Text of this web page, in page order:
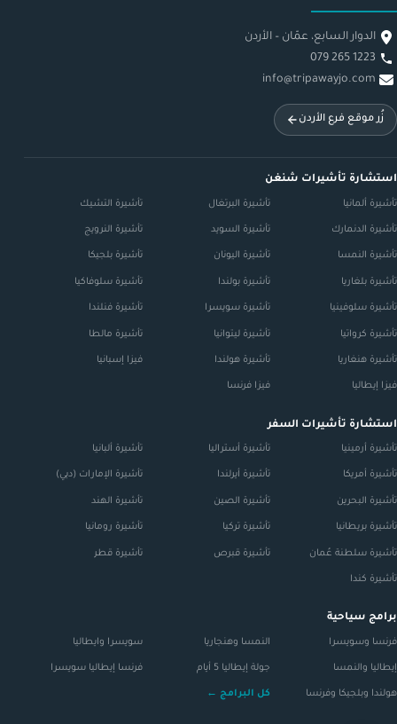
الدوار السابع، عمّان – الأردن
079 265 1223
info@tripawayjo.com
زُر موقع فرع الأردن
استشارة تأشيرات شنغن
تأشيرة ألمانيا تأشيرة البرتغال تأشيرة التشيك
تأشيرة الدنمارك تأشيرة السويد تأشيرة النرويج
تأشيرة النمسا تأشيرة اليونان تأشيرة بلجيكا
تأشيرة بلغاريا تأشيرة بولندا تأشيرة سلوفاكيا
تأشيرة سلوفينيا تأشيرة سويسرا تأشيرة فنلندا
تأشيرة كرواتيا تأشيرة ليتوانيا تأشيرة مالطا
تأشيرة هنغاريا تأشيرة هولندا فيزا إسبانيا
فيزا إيطاليا فيزا فرنسا
استشارة تأشيرات السفر
تأشيرة أرمينيا تأشيرة أستراليا تأشيرة ألبانيا
تأشيرة أمريكا تأشيرة أيرلندا تأشيرة الإمارات (دبي)
تأشيرة البحرين تأشيرة الصين تأشيرة الهند
تأشيرة بريطانيا تأشيرة تركيا تأشيرة رومانيا
تأشيرة سلطنة عُمان تأشيرة قبرص تأشيرة قطر
تأشيرة كندا
برامج سياحية
فرنسا وسويسرا النمسا وهنجاريا سويسرا وايطاليا
إيطاليا والنمسا جولة إيطاليا 5 أيام فرنسا إيطاليا سويسرا
هولندا وبلجيكا وفرنسا كل البرامج ←